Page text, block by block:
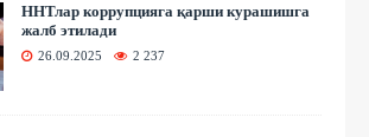
ННТлар коррупцияга қарши курашишга
жалб этилади
26.09.2025 2 237